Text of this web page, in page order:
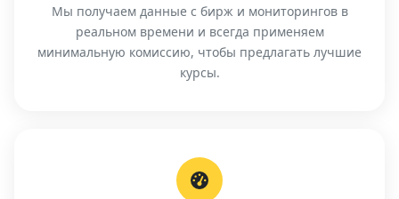
Мы получаем данные с бирж и мониторингов в
реальном времени и всегда применяем
минимальную комиссию, чтобы предлагать лучшие
курсы.